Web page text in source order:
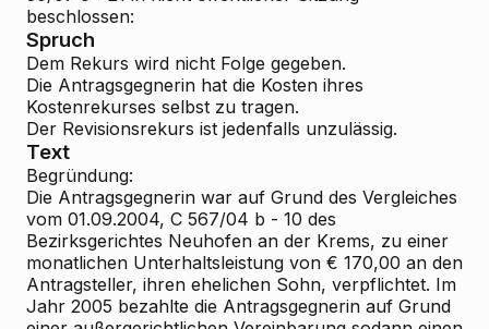
beschlossen:
Spruch
Dem Rekurs wird nicht Folge gegeben.
Die Antragsgegnerin hat die Kosten ihres
Kostenrekurses selbst zu tragen.
Der Revisionsrekurs ist jedenfalls unzulässig.
Text
Begründung:
Die Antragsgegnerin war auf Grund des Vergleiches
vom 01.09.2004, C 567/04 b - 10 des
Bezirksgerichtes Neuhofen an der Krems, zu einer
monatlichen Unterhaltsleistung von € 170,00 an den
Antragsteller, ihren ehelichen Sohn, verpflichtet. Im
Jahr 2005 bezahlte die Antragsgegnerin auf Grund